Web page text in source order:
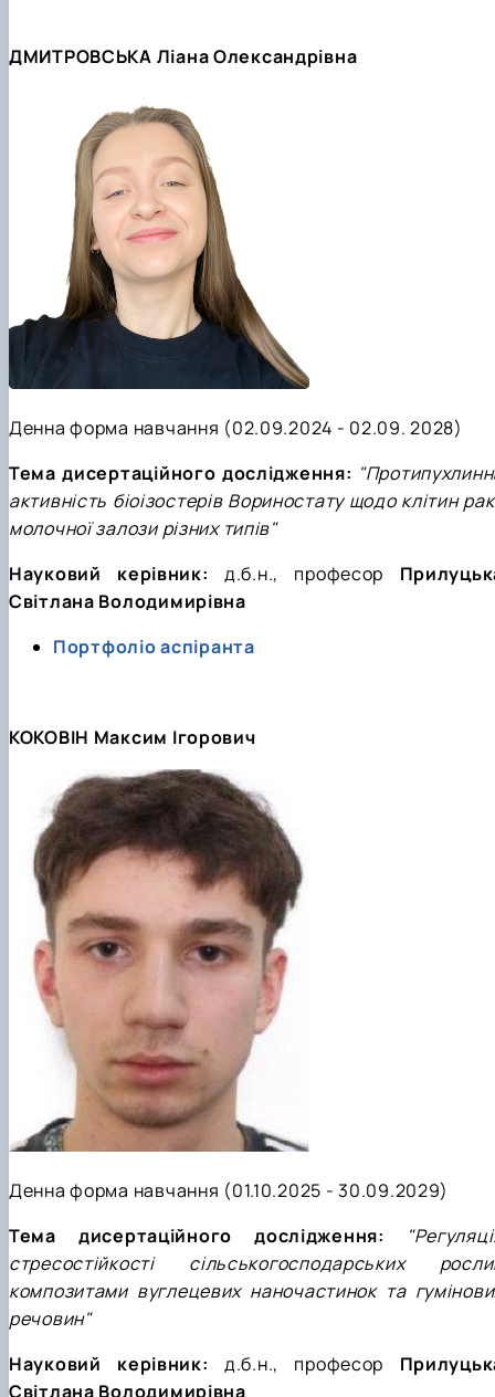
ДМИТРОВСЬКА Ліана Олександрівна
Денна форма навчання (02.09.2024 - 02.09. 2028)
Тема дисертаційного дослідження:
активність біоізостерів Вориностату щодо клітин
молочної залози різних типів"
Науковий керівник: д.б.н., професор
Світлана Володимирівна
Портфоліо аспіранта
КОКОВІН Максим Ігорович
Денна форма навчання (01.10.2025 - 30.09.2029)
Тема дисертаційного дослідження:
стресостійкості сільськогосподарських
композитами вуглецевих наночастинок та
речовин"
Науковий керівник: д.б.н., професор
Світлана Володимирівна